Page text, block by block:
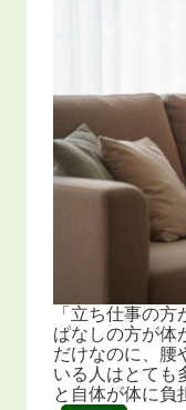
「立ち仕事の
ぱなしの方が体
だけなのに、腰
いる人はとても
と自体が体に負